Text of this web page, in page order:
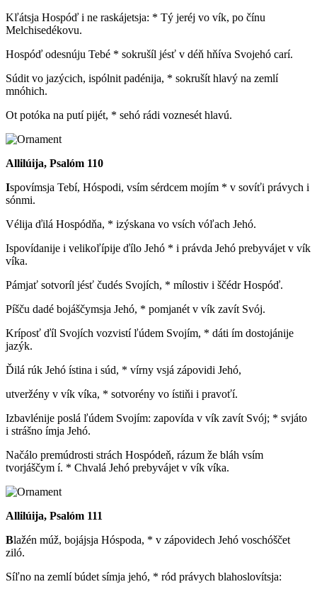
Kľátsja Hospóď i ne raskájetsja: * Tý jeréj vo vík, po čínu
Melchisedékovu.
Hospóď odesnúju Tebé * sokrušíl jésť v déň hňíva Svojehó carí.
Súdit vo jazýcich, ispólnit padénija, * sokrušít hlavý na zemlí
mnóhich.
Ot potóka na putí pijét, * sehó rádi voznesét hlavú.
Allilúija, Psalóm 110
Ispovímsja Tebí, Hóspodi, vsím sérdcem mojím * v sovíťi právych i
sónmi.
Vélija ďilá Hospódňa, * izýskana vo vsích vóľach Jehó.
Ispovídanije i velikoľípije ďílo Jehó * i právda Jehó prebyvájet v vík
víka.
Pámjať sotvoríl jésť čudés Svojích, * mílostiv i ščédr Hospóď.
Píšču dadé bojáščymsja Jehó, * pomjanét v vík zavít Svój.
Kríposť ďíl Svojích vozvistí ľúdem Svojím, * dáti ím dostojánije
jazýk.
Ďilá rúk Jehó ístina i súd, * vírny vsjá zápovidi Jehó,
utveržény v vík víka, * sotvorény vo ístiňi i pravoťí.
Izbavlénije poslá ľúdem Svojím: zapovída v vík zavít Svój; * svjáto
i strášno ímja Jehó.
Načálo premúdrosti strách Hospódeň, rázum že bláh vsím
tvorjáščym í. * Chvalá Jehó prebyvájet v vík víka.
Allilúija, Psalóm 111
Blažén múž, bojájsja Hóspoda, * v zápovidech Jehó voschóščet
ziló.
Síľno na zemlí búdet símja jehó, * ród právych blahoslovítsja: